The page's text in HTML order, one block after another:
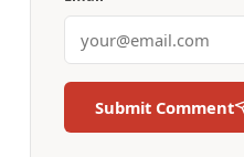
Submit Comment